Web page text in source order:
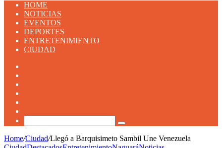
HOME
NOTICIAS
EVENTOS
DEPORTES
ENTRETENIMIENTO
CIUDAD
Buscar
Home/Ciudad/Llegó a Barquisimeto Sambil Une Venezuela